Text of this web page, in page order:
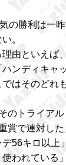
の勝利は一
。
由といえば
ハンディキャ
はそのどれ
のトライアル
賞で連対した
56キロ以上」
われている」